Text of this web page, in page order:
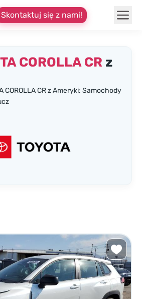
Skontaktuj się z nami!
COROLLA CR z
COROLLA CR z Ameryki: Samochody